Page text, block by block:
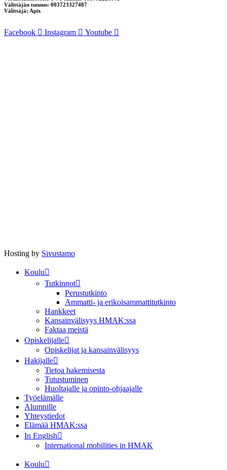
Välittäjän tunnus: 003723327487
Välittäjä: Apix
Facebook Instagram Youtube
Hosting by Sivustamo
Koulu
Tutkinnot
Perustutkinto
Ammatti- ja erikoisammattitutkinto
Hankkeet
Kansainvälisyys HMAK:ssa
Faktaa meistä
Opiskelijalle
Opiskelijat ja kansainvälisyys
Hakijalle
Tietoa hakemisesta
Tutustuminen
Huoltajalle ja opinto-ohjaajalle
Työelämälle
Alumnille
Yhteystiedot
Elämää HMAK:ssa
In English
International mobilities in HMAK
Koulu